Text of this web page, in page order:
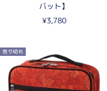
バット】
セ
価
格
¥3,780
売り切れ